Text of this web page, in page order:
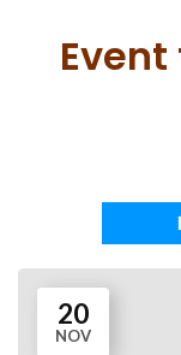
20
NOV